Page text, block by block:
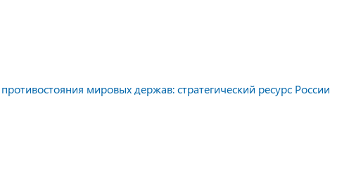
мировых держав: стратегический ресурс России